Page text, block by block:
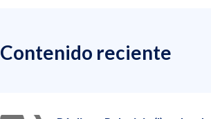
Contenido reciente